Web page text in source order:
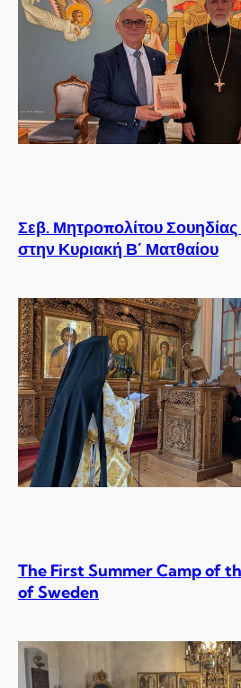
Σεβ. Μητροπολίτου
στην Κυριακή Β´ Ματθαίου
The First Summer Camp of
of Sweden